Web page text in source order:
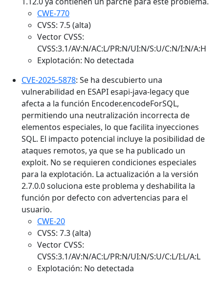
CWE-770
CVSS: 7.5 (alta)
Vector CVSS:
CVSS:3.1/AV:N/AC:L/PR:N/UI:N/S:U/C:N/I:N/A:H
Explotación: No detectada
CVE-2025-5878: Se ha descubierto una
vulnerabilidad en ESAPI esapi-java-legacy que
afecta a la función Encoder.encodeForSQL,
permitiendo una neutralización incorrecta de
elementos especiales, lo que facilita inyecciones
SQL. El impacto potencial incluye la posibilidad de
ataques remotos, ya que se ha publicado un
exploit. No se requieren condiciones especiales
para la explotación. La actualización a la versión
2.7.0.0 soluciona este problema y deshabilita la
función por defecto con advertencias para el
usuario.
CWE-20
CVSS: 7.3 (alta)
Vector CVSS:
CVSS:3.1/AV:N/AC:L/PR:N/UI:N/S:U/C:L/I:L/A:L
Explotación: No detectada